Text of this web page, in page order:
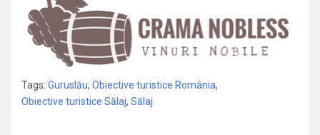
Tags: Guruslău, Obiective turistice România,
Obiective turistice Sălaj, Sălaj